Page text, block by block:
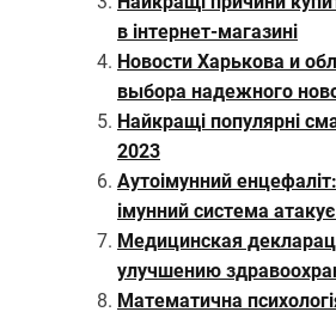
в інтернет-магазині
Новости Харькова и
выбора надежного
Найкращі популярні
2023
Аутоімунний
імунний система
Медицинская
улучшению
Математична